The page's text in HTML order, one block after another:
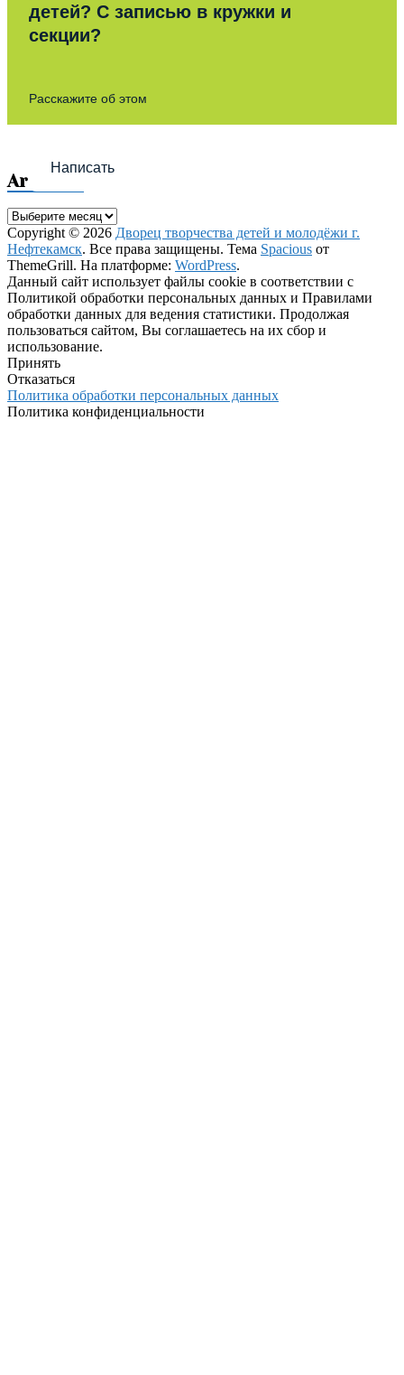
детей? С записью в кружки и
секции?
Расскажите об этом
Написать
Archives
Archives
Copyright © 2026 Дворец творчества детей и молодёжи г.
Нефтекамск. Все права защищены. Тема Spacious от
ThemeGrill. На платформе: WordPress.
Данный сайт использует файлы cookie в соответствии с
Политикой обработки персональных данных и Правилами
обработки данных для ведения статистики. Продолжая
пользоваться сайтом, Вы соглашаетесь на их сбор и
использование.
Принять
Отказаться
Политика обработки персональных данных
Политика конфиденциальности